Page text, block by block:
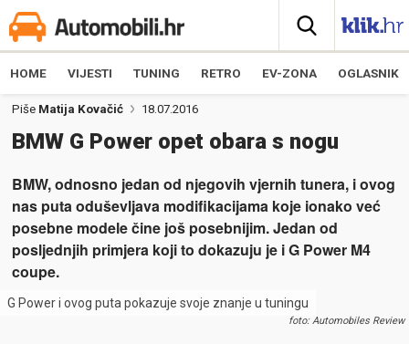
HOME VIJESTI TUNING RETRO EV-ZONA OGLASNIK
Piše Matija Kovačić 18.07.2016
BMW G Power opet obara s nogu
BMW, odnosno jedan od njegovih vjernih tunera, i ovog
nas puta oduševljava modifikacijama koje ionako već
posebne modele čine još posebnijim. Jedan od
posljednjih primjera koji to dokazuju je i G Power M4
coupe.
G Power i ovog puta pokazuje svoje znanje u tuningu
foto: Automobiles Review